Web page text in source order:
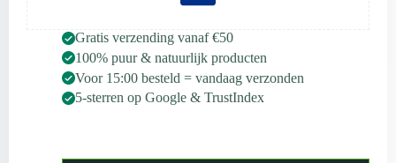
Gratis verzending vanaf €50
100% puur & natuurlijk producten
Voor 15:00 besteld = vandaag verzonden
5-sterren op Google & TrustIndex